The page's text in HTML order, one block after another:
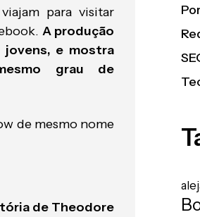
para visitar
A produção
e mostra
grau de
de mesmo nome
de Theodore